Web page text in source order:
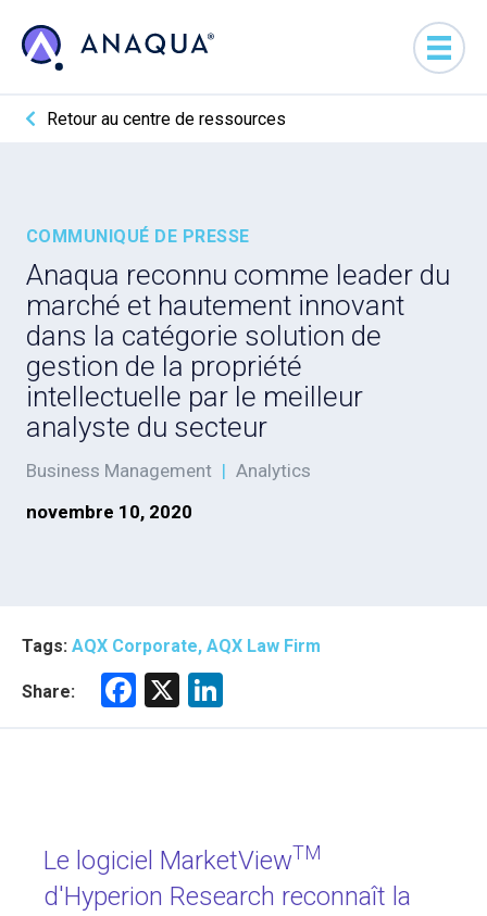
Retour au centre de ressources
COMMUNIQUÉ DE PRESSE
Anaqua reconnu comme leader du
marché et hautement innovant
dans la catégorie solution de
gestion de la propriété
intellectuelle par le meilleur
analyste du secteur
Business Management | Analytics
novembre 10, 2020
Tags: AQX Corporate, AQX Law Firm
Share:
F
ok
X
Le logiciel MarketViewTM
d'Hyperion Research reconnaît la